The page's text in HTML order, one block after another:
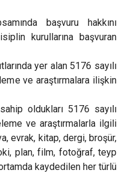
başvuru hakkını
kurullarına başvuran
yer alan 5176 sayılı
ve araştırmalara ilişkin
oldukları 5176 sayılı
ve araştırmalarla ilgili
evrak, kitap, dergi, broşür,
plan, film, fotoğraf, teyp
kaydedilen her türlü